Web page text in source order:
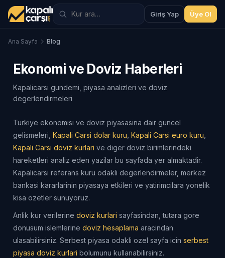
Giriş Yap Üye Ol
Ana Sayfa Blog
Ekonomi ve Doviz Haberleri
Kapalicarsi gundemi, piyasa analizleri ve doviz
degerlendirmeleri
Turkiye ekonomisi ve doviz piyasasina dair guncel
gelismeleri, Kapali Carsi dolar kuru Kapali Carsi euro kuru
Kapali Carsi doviz kurlari ve diger doviz birimlerindeki
hareketleri analiz eden yazilar bu sayfada yer almaktadir.
Kapalicarsi referans kuru odakli degerlendirmeler, merkez
bankasi kararlarinin piyasaya etkileri ve yatirimcilara yonelik
kisa ozetler sunuyoruz.
Anlik kur verilerine doviz kurlari sayfasindan, tutara gore
donusum islemlerine doviz hesaplama aracindan
ulasabilirsiniz. Serbest piyasa odakli ozel sayfa icin serbest
piyasa doviz kurlari bolumunu kullanabilirsiniz.